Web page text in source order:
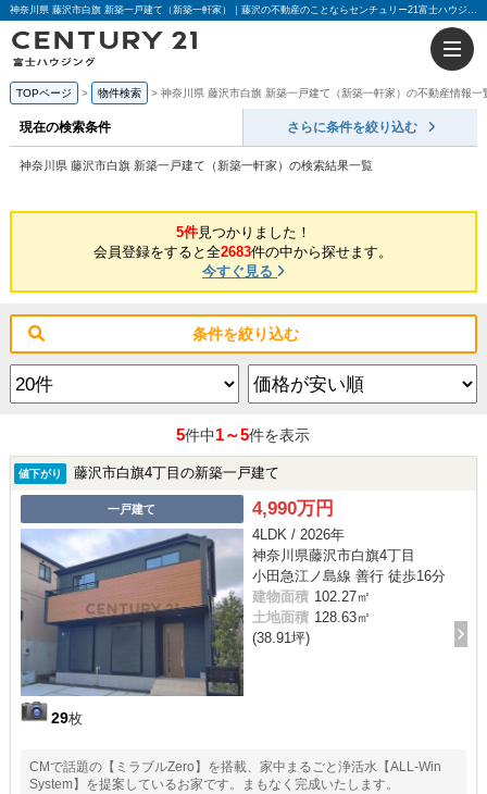
神奈川県 藤沢市白旗 新築一戸建て（新築一軒家）｜藤沢の不動産のことならセンチュリー21富士ハウジング
TOPページ 物件検索 神奈川県 藤沢市白旗 新築一戸建て（新築一軒家）の不動産情報一
現在の検索条件 さらに条件を絞り込む
神奈川県 藤沢市白旗 新築一戸建て（新築一軒家）の検索結果一覧
5件見つかりました！
会員登録をすると全2683件の中から探せます。
今すぐ見る
条件を絞り込む
5件中1～5件を表示
値下がり 藤沢市白旗4丁目の新築一戸建て
一戸建て
29枚
4,990万円
4LDK / 2026年
神奈川県藤沢市白旗4丁目
小田急江ノ島線 善行 徒歩16分
建物面積 102.27㎡
土地面積 128.63㎡
(38.91坪)
CMで話題の【ミラブルZero】を搭載、家中まるごと浄活水【ALL-Win
System】を提案しているお家です。まもなく完成いたします。